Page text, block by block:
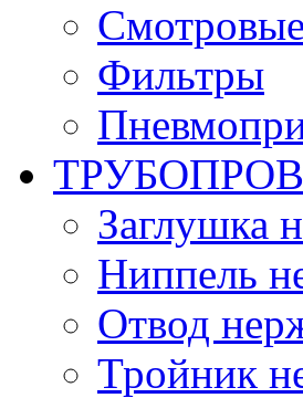
Фильтры
Заглушка
Ниппель
Отвод
Тройник